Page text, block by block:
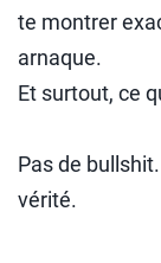
te montrer
arnaque.
Et surtout, ce
Pas de
vérité.